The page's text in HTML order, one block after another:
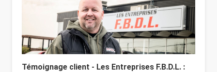
Témoignage client - Les Entreprises F.B.D.L. :